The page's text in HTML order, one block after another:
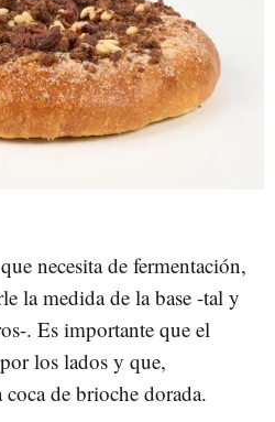
necesita de fermentación,
la medida de la base -tal y
. Es importante que el
los lados y que,
de brioche dorada.